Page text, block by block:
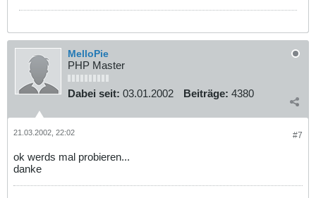
MelloPie
PHP Master
Dabei seit: 03.01.2002 Beiträge: 4380
#7
21.03.2002, 22:02
ok werds mal probieren...
danke